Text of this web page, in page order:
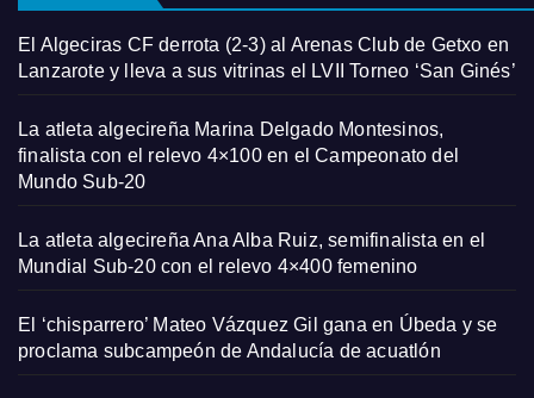
El Algeciras CF derrota (2-3) al Arenas Club de Getxo en
Lanzarote y lleva a sus vitrinas el LVII Torneo ‘San Ginés’
La atleta algecireña Marina Delgado Montesinos,
finalista con el relevo 4×100 en el Campeonato del
Mundo Sub-20
La atleta algecireña Ana Alba Ruiz, semifinalista en el
Mundial Sub-20 con el relevo 4×400 femenino
El ‘chisparrero’ Mateo Vázquez Gil gana en Úbeda y se
proclama subcampeón de Andalucía de acuatlón